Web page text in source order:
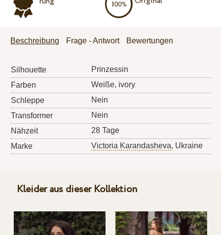
Beschreibung Frage - Antwort Bewertungen
Silhouette
Prinzessin
Farben
Weiße, ivory
Schleppe
Nein
Transformer
Nein
Nähzeit
28 Tage
Marke
Victoria Karandasheva, Ukraine
Kleider aus dieser Kollektion